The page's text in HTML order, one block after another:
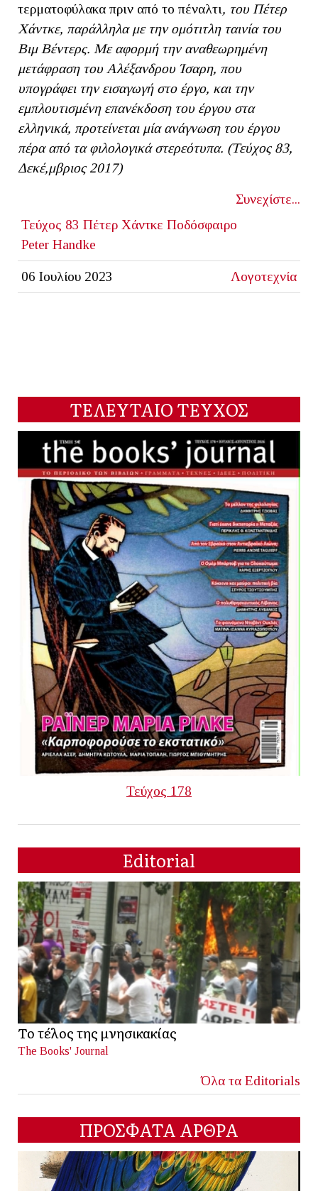
τερματοφύλακα πριν από το πέναλτι, του Πέτερ
Χάντκε, παράλληλα με την ομότιτλη ταινία του
Βιμ Βέντερς. Με αφορμή την αναθεωρημένη
μετάφραση του Αλέξανδρου Ίσαρη, που
υπογράφει την εισαγωγή στο έργο, και την
εμπλουτισμένη επανέκδοση του έργου στα
ελληνικά, προτείνεται μία ανάγνωση του έργου
πέρα από τα φιλολογικά στερεότυπα. (Τεύχος 83,
Δεκέ,μβριος 2017)
Συνεχίστε...
Τεύχος 83 Πέτερ Χάντκε Ποδόσφαιρο
Peter Handke
06 Ιουλίου 2023 Λογοτεχνία
ΤΕΛΕΥΤΑΙΟ ΤΕΥΧΟΣ
Τεύχος 178
Editorial
Το τέλος της μνησικακίας
The Books' Journal
Όλα τα Editorials
ΠΡΟΣΦΑΤΑ ΑΡΘΡΑ